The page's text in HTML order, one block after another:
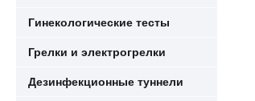
Гинекологические тесты
Грелки и электрогрелки
Дезинфекционные туннели